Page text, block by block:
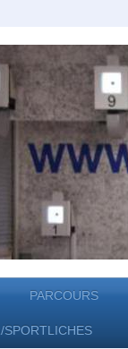
PARCOURS
SPORTLICHES